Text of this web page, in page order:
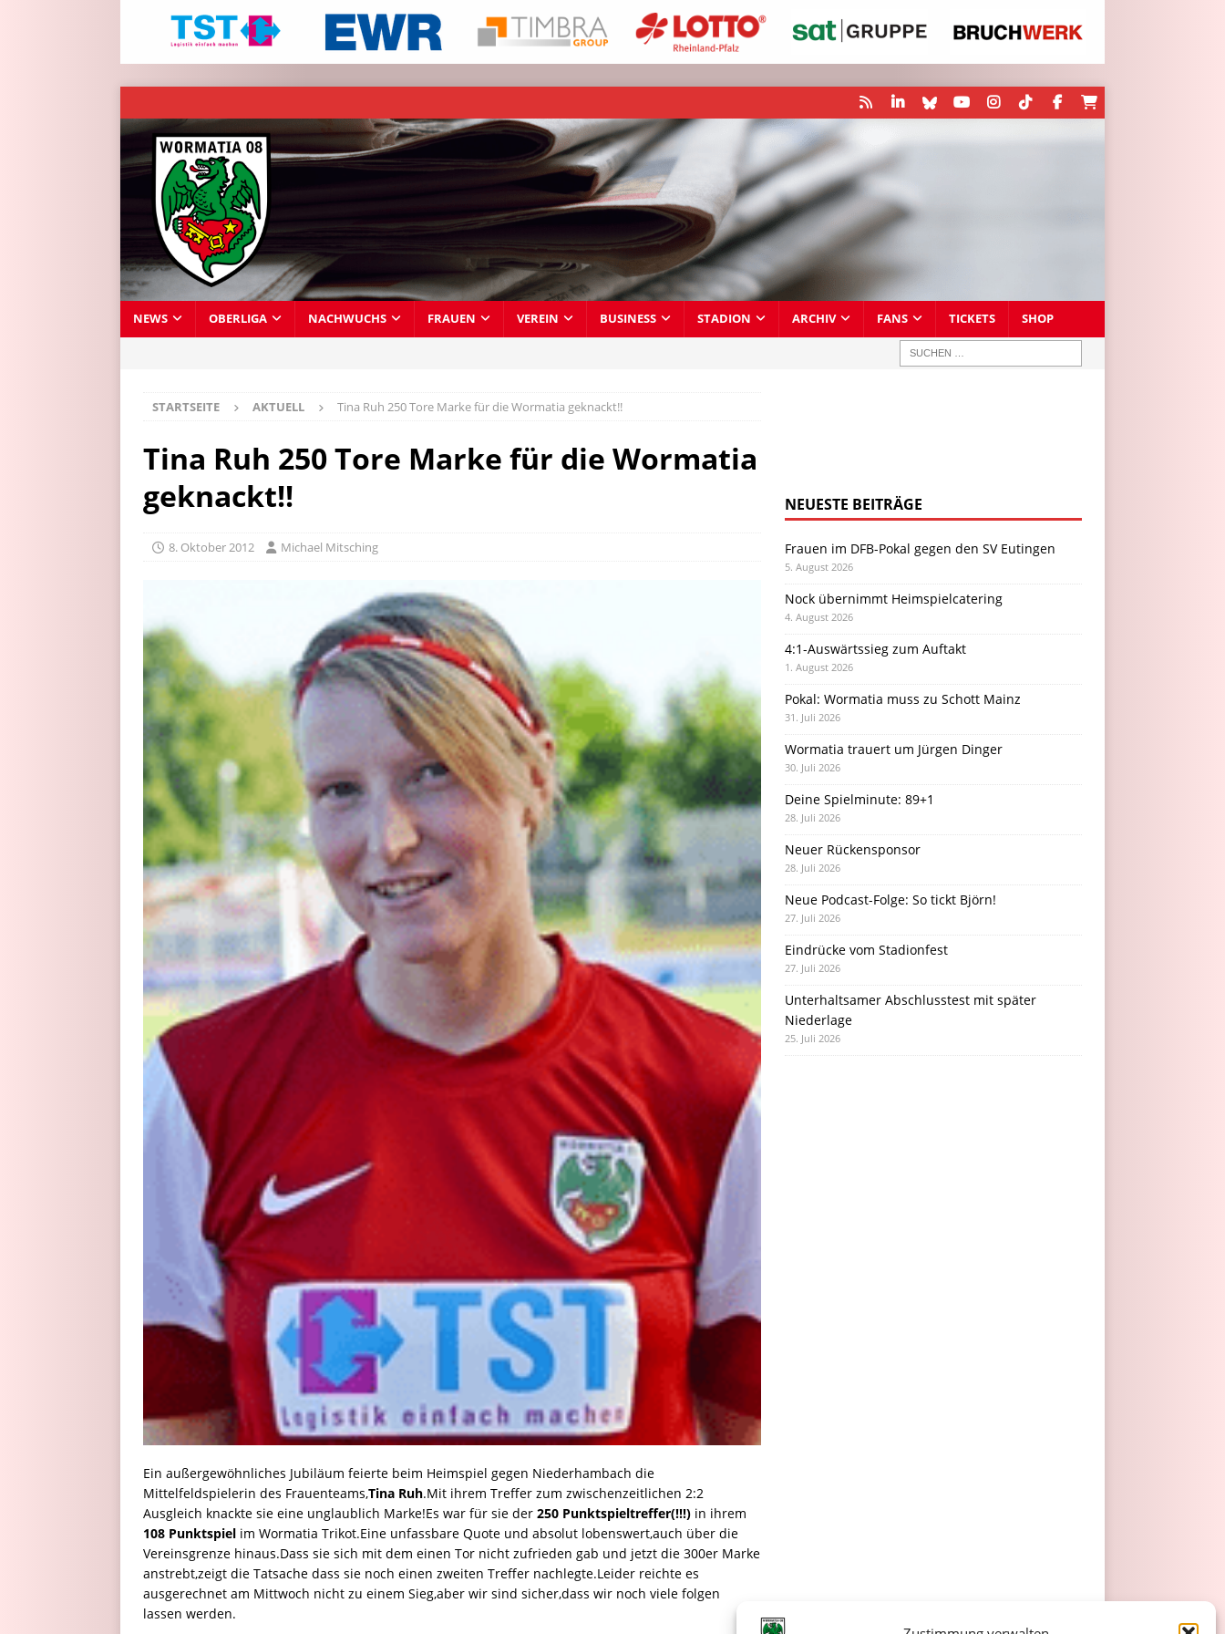
NEWS OBERLIGA NACHWUCHS FRAUEN VEREIN BUSINESS STADION ARCHIV FANS TICKETS SHOP
STARTSEITE AKTUELL Tina Ruh 250 Tore Marke für die Wormatia geknackt!!
Tina Ruh 250 Tore Marke für die Wormatia
geknackt!!
8. Oktober 2012 Michael Mitsching
Ein außergewöhnliches Jubiläum feierte beim Heimspiel gegen Niederhambach die
Mittelfeldspielerin des Frauenteams,Tina Ruh.Mit ihrem Treffer zum zwischenzeitlichen 2:2
Ausgleich knackte sie eine unglaublich Marke!Es war für sie der 250 Punktspieltreffer(!!!) in ihrem
108 Punktspiel im Wormatia Trikot.Eine unfassbare Quote und absolut lobenswert,auch über die
Vereinsgrenze hinaus.Dass sie sich mit dem einen Tor nicht zufrieden gab und jetzt die 300er Marke
anstrebt,zeigt die Tatsache dass sie noch einen zweiten Treffer nachlegte.Leider reichte es
ausgerechnet am Mittwoch nicht zu einem Sieg,aber wir sind sicher,dass wir noch viele folgen
lassen werden.
NEUESTE BEITRÄGE
Frauen im DFB-Pokal gegen den SV Eutingen
5. August 2026
Nock übernimmt Heimspielcatering
4. August 2026
4:1-Auswärtssieg zum Auftakt
1. August 2026
Pokal: Wormatia muss zu Schott Mainz
31. Juli 2026
Wormatia trauert um Jürgen Dinger
30. Juli 2026
Deine Spielminute: 89+1
28. Juli 2026
Neuer Rückensponsor
28. Juli 2026
Neue Podcast-Folge: So tickt Björn!
27. Juli 2026
Eindrücke vom Stadionfest
27. Juli 2026
Unterhaltsamer Abschlusstest mit später
Niederlage
25. Juli 2026